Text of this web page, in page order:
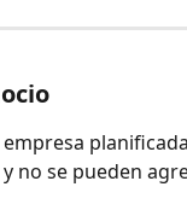
no se pueden